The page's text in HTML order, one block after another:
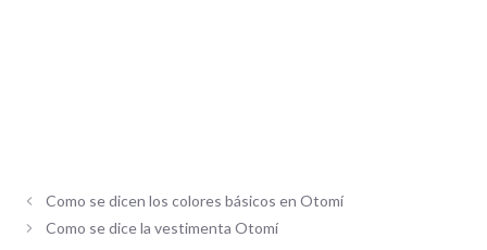
Como se dicen los colores básicos en Otomí
Como se dice la vestimenta Otomí